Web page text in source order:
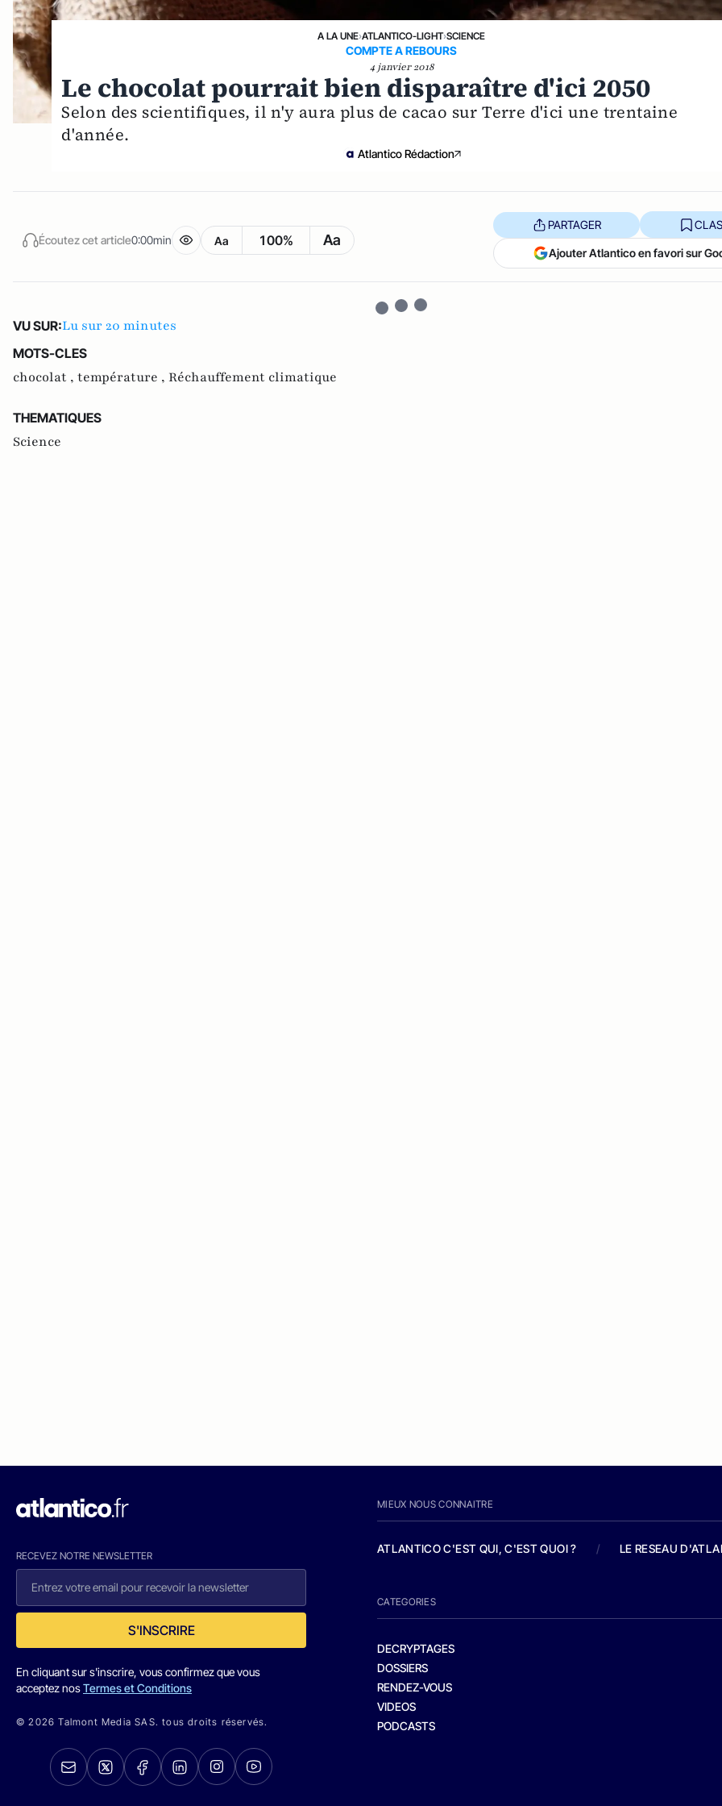
A LA UNE›ATLANTICO-LIGHT›SCIENCE
COMPTE A REBOURS
4 janvier 2018
Le chocolat pourrait bien disparaître d'ici 2050
Selon des scientifiques, il n'y aura plus de cacao sur Terre d'ici une trentaine
d'année.
Atlantico Rédaction
Écoutez cet article0:00min Aa 100% Aa
PARTAGER
Ajouter Atlantico en favori sur
VU SUR:Lu sur 20 minutes
MOTS-CLES
chocolat , température , Réchauffement climatique
THEMATIQUES
Science
RECEVEZ NOTRE NEWSLETTER
S'INSCRIRE
En cliquant sur s'inscrire, vous confirmez que vous
acceptez nosTermes et Conditions
© 2026 Talmont Media SAS. tous droits réservés.
MIEUX NOUS CONNAITRE
ATLANTICO C'EST QUI, C'EST QUOI ? / LE RESEAU
CATEGORIES
DECRYPTAGES
DOSSIERS
RENDEZ-VOUS
VIDEOS
PODCASTS